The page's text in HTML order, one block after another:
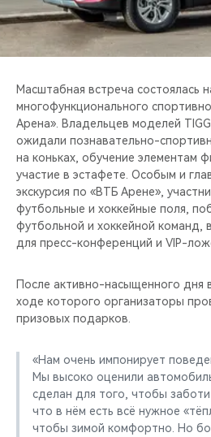
НАШИ МЕРОПРИЯТИЯ
ВИДЕООБЗОРЫ
CHERY ДЛЯ ДЕТЕЙ
Масштабная встреча состоялась
многофункционального
Арена». Владельцев моделей
ожидали познавательно-
на коньках, обучение элементам
участие в эстафете. Особым и
экскурсия по «ВТБ Арене»,
футбольные и хоккейные поля,
футбольной и хоккейной команд,
для пресс-конференций и VIP-
После активно-насыщенного дня
ходе которого организаторы
призовых подарков.
«Нам очень импонирует
Мы высоко оценили
сделан для того, чтобы
что в нём есть всё нужное
чтобы зимой комфортно. Но